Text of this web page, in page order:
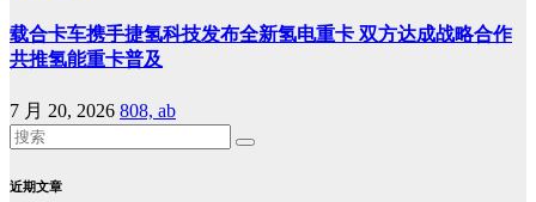
载合卡车携手捷氢科技发布全新氢电重卡 双方达成战略合作
共推氢能重卡普及
7 月 20, 2026 808, ab
近期文章